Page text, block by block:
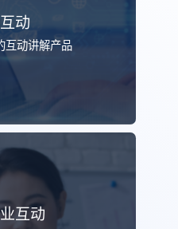
动
互动讲解产品
互动